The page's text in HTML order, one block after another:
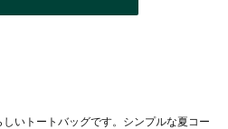
いトートバッグです。シンプルな夏コー